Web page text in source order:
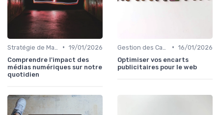
• 19/01/2026
Comprendre l'impact des
médias numériques sur notre
quotidien
• 16/01/2026
Optimiser vos encarts
publicitaires pour le web